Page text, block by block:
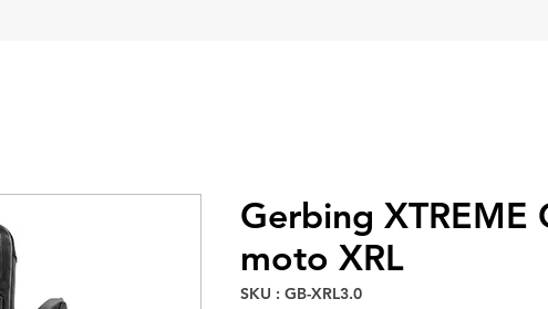
Gerbing XTREME
moto XRL
SKU : GB-XRL3.0